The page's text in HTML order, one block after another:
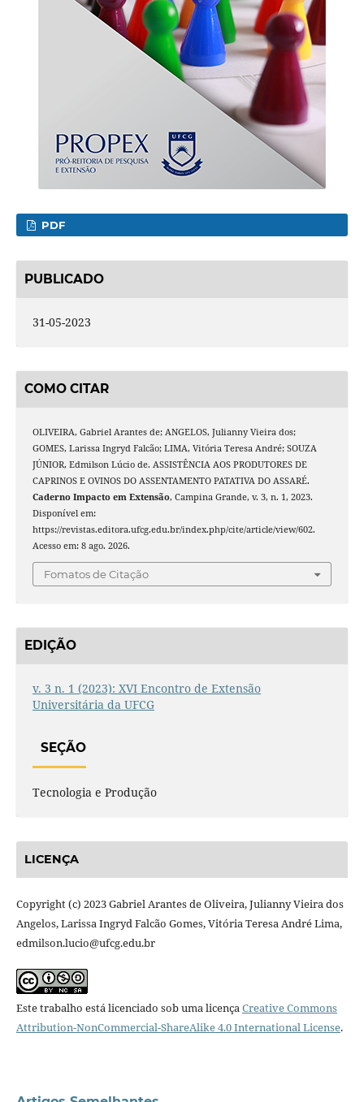
PDF
PUBLICADO
31-05-2023
COMO CITAR
OLIVEIRA, Gabriel Arantes de; ANGELOS, Julianny Vieira dos;
GOMES, Larissa Ingryd Falcão; LIMA, Vitória Teresa André; SOUZA
JÚNIOR, Edmilson Lúcio de. ASSISTÊNCIA AOS PRODUTORES DE
CAPRINOS E OVINOS DO ASSENTAMENTO PATATIVA DO ASSARÉ.
Caderno Impacto em Extensão, Campina Grande, v. 3, n. 1, 2023.
Disponível em:
https://revistas.editora.ufcg.edu.br/index.php/cite/article/view/602.
Acesso em: 8 ago. 2026.
Fomatos de Citação
EDIÇÃO
v. 3 n. 1 (2023): XVI Encontro de Extensão
Universitária da UFCG
SEÇÃO
Tecnologia e Produção
LICENÇA
Copyright (c) 2023 Gabriel Arantes de Oliveira, Julianny Vieira dos
Angelos, Larissa Ingryd Falcão Gomes, Vitória Teresa André Lima,
edmilson.lucio@ufcg.edu.br
Este trabalho está licenciado sob uma licençaCreative Commons
Attribution-NonCommercial-ShareAlike 4.0 International License.